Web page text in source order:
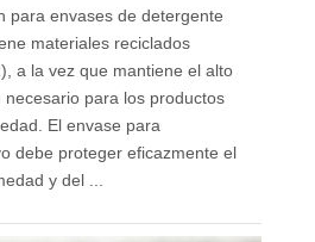
para envases de detergente
materiales reciclados
a la vez que mantiene el alto
necesario para los productos
El envase para
debe proteger eficazmente el
y del ...